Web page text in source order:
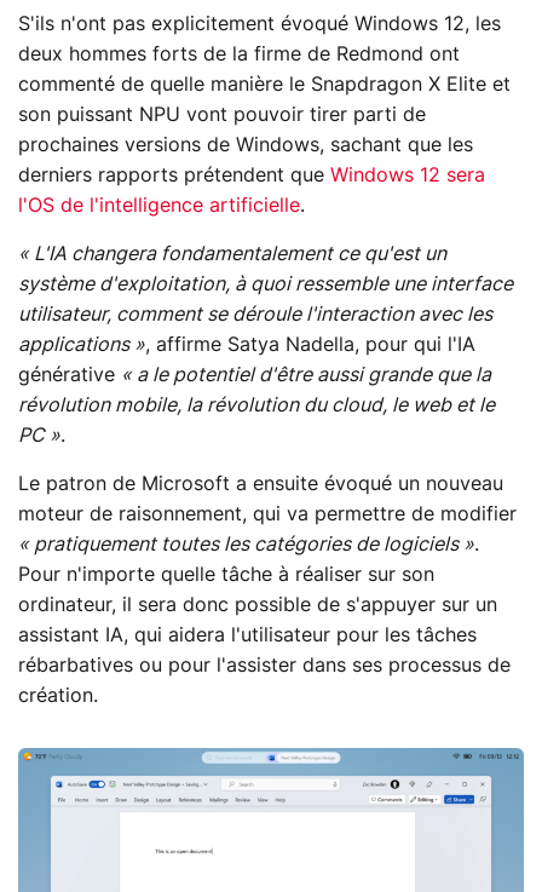
S'ils n'ont pas explicitement évoqué Windows 12, les
deux hommes forts de la firme de Redmond ont
commenté de quelle manière le Snapdragon X Elite et
son puissant NPU vont pouvoir tirer parti de
prochaines versions de Windows, sachant que les
derniers rapports prétendent que Windows 12 sera
l'OS de l'intelligence artificielle.
« L'IA changera fondamentalement ce qu'est un
système d'exploitation, à quoi ressemble une interface
utilisateur, comment se déroule l'interaction avec les
applications », affirme Satya Nadella, pour qui l'IA
générative « a le potentiel d'être aussi grande que la
révolution mobile, la révolution du cloud, le web et le
PC ».
Le patron de Microsoft a ensuite évoqué un nouveau
moteur de raisonnement, qui va permettre de modifier
« pratiquement toutes les catégories de logiciels ».
Pour n'importe quelle tâche à réaliser sur son
ordinateur, il sera donc possible de s'appuyer sur un
assistant IA, qui aidera l'utilisateur pour les tâches
rébarbatives ou pour l'assister dans ses processus de
création.